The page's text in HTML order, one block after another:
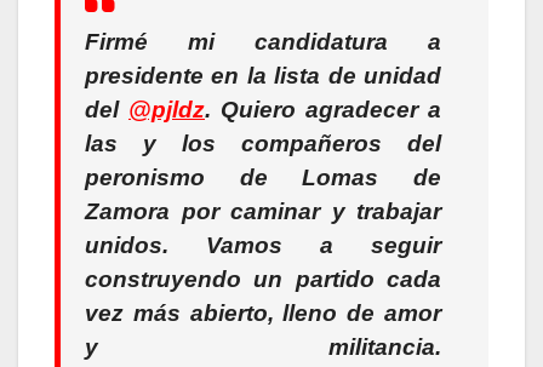
Firmé mi candidatura a
presidente en la lista de unidad
del @pjldz. Quiero agradecer a
las y los compañeros del
peronismo de Lomas de
Zamora por caminar y trabajar
unidos. Vamos a seguir
construyendo un partido cada
vez más abierto, lleno de amor
y militancia.